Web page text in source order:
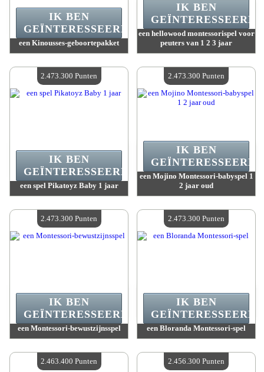
een Kinousses-geboortepakket
Beschikbare hoeveelheid :4
IK BEN
GEÏNTERESSEERD.
een hellowood montessorispel voor
peuters van 1 2 3 jaar
Beschikbare hoeveelheid :4
IK BEN
GEÏNTERESSEERD.
een spel Pikatoyz Baby 1 jaar
Beschikbare hoeveelheid :4
IK BEN
GEÏNTERESSEERD.
2.473.300 Punten
een Mojino Montessori-babyspel 1
2 jaar oud
Beschikbare hoeveelheid :4
IK BEN
GEÏNTERESSEERD.
2.473.300 Punten
een Montessori-bewustzijnsspel
Beschikbare hoeveelheid :4
IK BEN
GEÏNTERESSEERD.
2.473.300 Punten
een Bloranda Montessori-spel
Beschikbare hoeveelheid :4
IK BEN
GEÏNTERESSEERD.
2.473.300 Punten
2.463.400 Punten 2.456.300 Punten